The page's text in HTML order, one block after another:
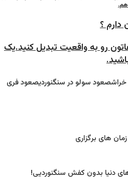
دارم ؟
رو به واقعیت تبدیل کنید.یک
صعود سولو در سنگنوردیصعود فری
های برگزاری
دنیا بدون کفش سنگنوردیی!